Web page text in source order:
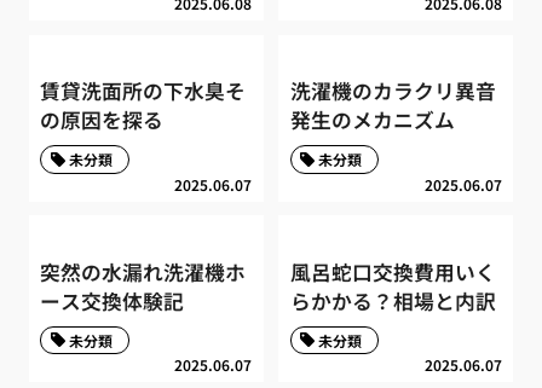
賃貸洗面所の下水臭そ
の原因を探る
2025.06.07
未分類
洗濯機のカラクリ異音
発生のメカニズム
2025.06.07
未分類
突然の水漏れ洗濯機ホ
ース交換体験記
2025.06.07
未分類
風呂蛇口交換費用いく
らかかる？相場と内訳
2025.06.07
未分類